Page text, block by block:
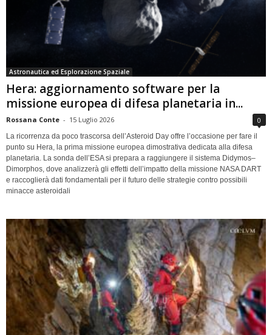
Astronautica ed Esplorazione Spaziale
Hera: aggiornamento software per la
missione europea di difesa planetaria in...
Rossana Conte - 15 Luglio 2026 0
La ricorrenza da poco trascorsa dell’Asteroid Day offre l’occasione per fare il
punto su Hera, la prima missione europea dimostrativa dedicata alla difesa
planetaria. La sonda dell’ESA si prepara a raggiungere il sistema Didymos–
Dimorphos, dove analizzerà gli effetti dell’impatto della missione NASA DART
e raccoglierà dati fondamentali per il futuro delle strategie contro possibili
minacce asteroidali